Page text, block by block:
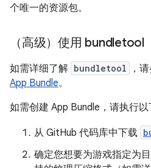
个唯一的资源包。
（高级）使用 bundletool
如需详细了解 bundletool ，
App Bundle。
如需创建 App Bundle，请执行以
从 GitHub 代码库中下载
确定您想要为游戏指定为